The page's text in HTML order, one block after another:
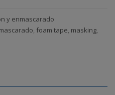
y enmascarado
, foam tape, masking,